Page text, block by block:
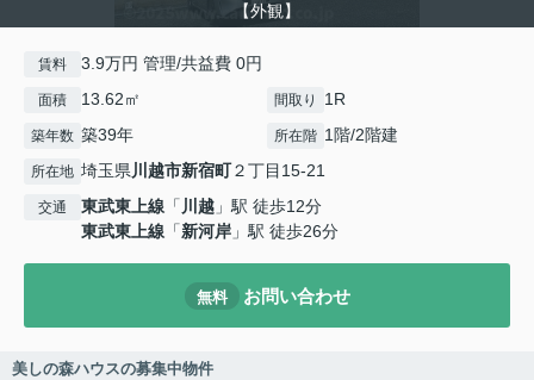
【外観】
賃料 3.9万円 管理/共益費 0円
面積 13.62㎡ 間取り 1R
築年数 築39年 所在階 1階/2階建
所在地 埼玉県川越市新宿町２丁目15-21
交通 東武東上線 「 川越 」駅 徒歩12分
東武東上線 「新河岸 」駅 徒歩26分
無料 お問い合わせ
美しの森ハウスの募集中物件